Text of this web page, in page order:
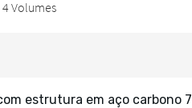
estrutura em aço carbono